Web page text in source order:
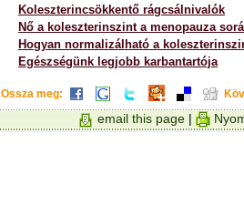
Koleszterincsökkentő rágcsálnivalók
Nő a koleszterinszint a menopauza
Hogyan normalizálható a
Egészségünk legjobb karbantartója
Ossza meg:
email this page |